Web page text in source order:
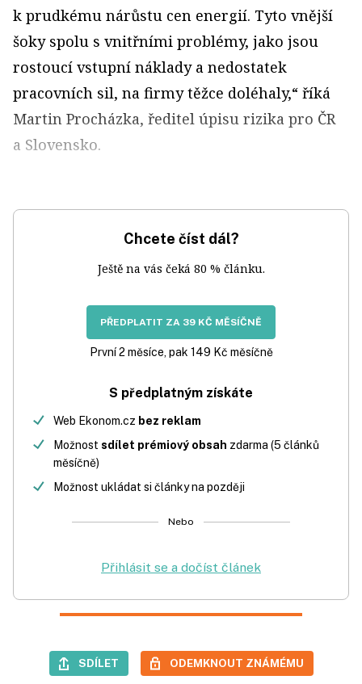
k prudkému nárůstu cen energií. Tyto vnější
šoky spolu s vnitřními problémy, jako jsou
rostoucí vstupní náklady a nedostatek
pracovních sil, na firmy těžce doléhaly,“ říká
Martin Procházka, ředitel úpisu rizika pro ČR
a Slovensko.
Chcete číst dál?
Ještě na vás čeká 80 % článku.
PŘEDPLATIT ZA 39 KČ MĚSÍČNĚ
První 2 měsíce, pak 149 Kč měsíčně
S předplatným získáte
Web Ekonom.cz bez reklam
Možnost sdílet prémiový obsah zdarma (5 článků
měsíčně)
Možnost ukládat si články na později
Nebo
Přihlásit se a dočíst článek
SDÍLET ODEMKNOUT ZNÁMÉMU